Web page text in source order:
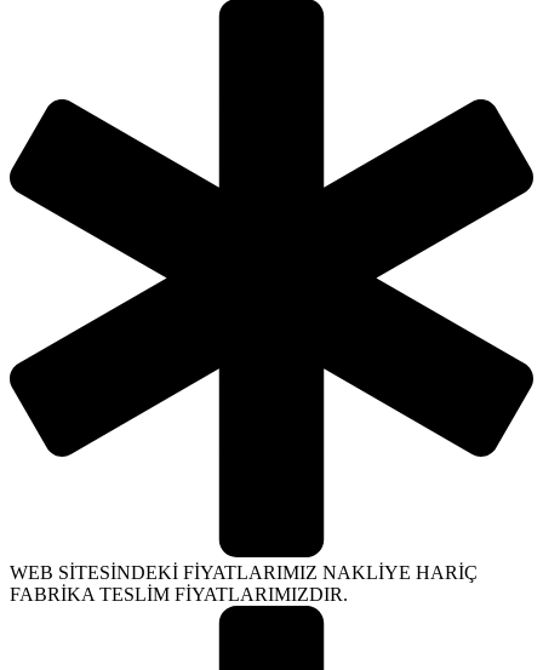
WEB SİTESİNDEKİ FİYATLARIMIZ NAKLİYE HARİÇ
FABRİKA TESLİM FİYATLARIMIZDIR.